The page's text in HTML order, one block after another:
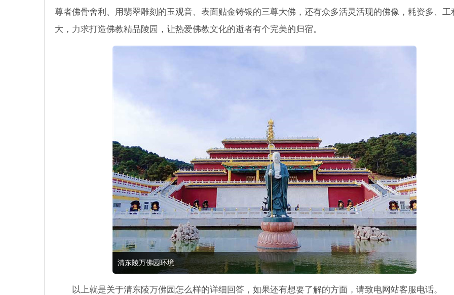
尊者佛骨舍利、用翡翠雕刻的玉观音、表面贴金铸银的三尊大佛，还有众多活灵活现的佛像，耗资多、工
大，力求打造佛教精品陵园，让热爱佛教文化的逝者有个完美的归宿。
清东陵万佛园环境
以上就是关于清东陵万佛园怎么样的详细回答，如果还有想要了解的方面，请致电网站客服电话。